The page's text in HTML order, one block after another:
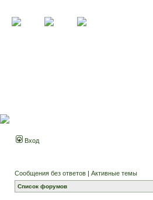
Вход
Сообщения без ответов | Активные темы
Список форумов